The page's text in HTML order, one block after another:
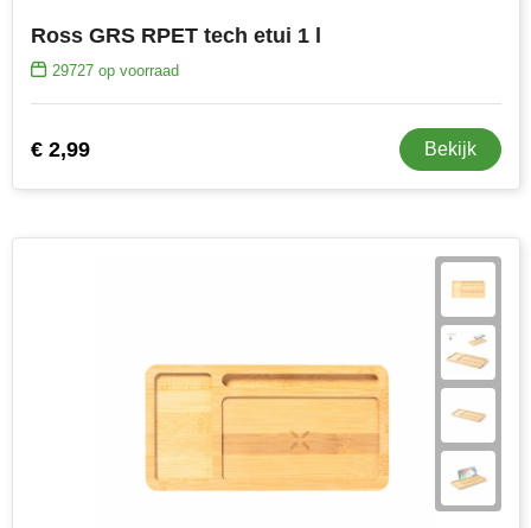
Ross GRS RPET tech etui 1 l
29727op voorraad
€ 2,99 Bekijk